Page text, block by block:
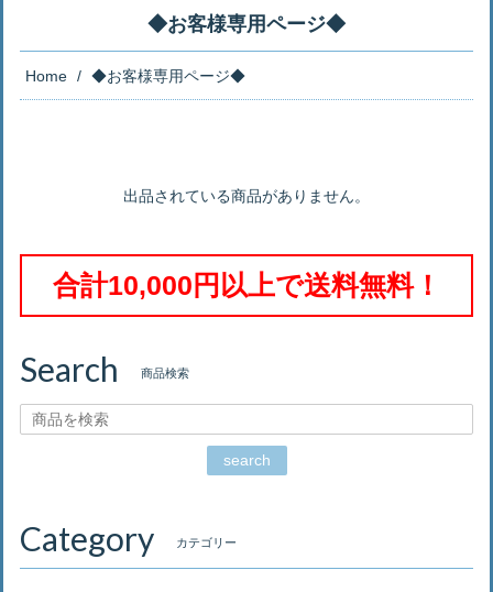
◆お客様専用ページ◆
Home ◆お客様専用ページ◆
出品されている商品がありません。
合計10,000円以上で送料無料！
Search 商品検索
search
Category カテゴリー